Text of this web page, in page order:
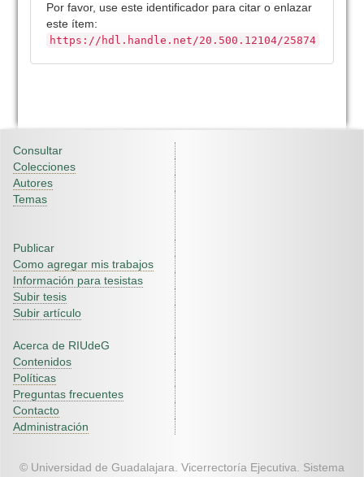
Por favor, use este identificador para citar o enlazar
este ítem:
https://hdl.handle.net/20.500.12104/25874
Consultar
Colecciones
Autores
Temas
Publicar
Como agregar mis trabajos
Información para tesistas
Subir tesis
Subir artículo
Acerca de RIUdeG
Contenidos
Políticas
Preguntas frecuentes
Contacto
Administración
© Universidad de Guadalajara. Vicerrectoría Ejecutiva. Sistema